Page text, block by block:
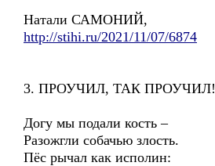
Натали САМОНИЙ,
http://stihi.ru/2021/11/07/6874
3. ПРОУЧИЛ, ТАК ПРОУЧИЛ!
Догу мы подали кость –
Разожгли собачью злость.
Пёс рычал как исполин: